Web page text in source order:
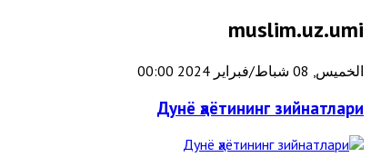
muslim.uz.umi
الخميس, 08 شباط/فبراير 2024 00:00
Дунё ҳаётининг зийнатлари